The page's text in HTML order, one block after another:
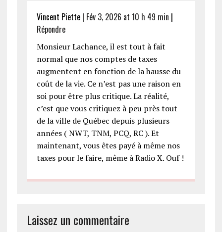
Vincent Piette| Fév 3, 2026 at 10 h 49 min |
Répondre
Monsieur Lachance, il est tout à fait
normal que nos comptes de taxes
augmentent en fonction de la hausse du
coût de la vie. Ce n’est pas une raison en
soi pour être plus critique. La réalité,
c’est que vous critiquez à peu près tout
de la ville de Québec depuis plusieurs
années ( NWT, TNM, PCQ, RC ). Et
maintenant, vous êtes payé à même nos
taxes pour le faire, même à Radio X. Ouf !
Laissez un commentaire